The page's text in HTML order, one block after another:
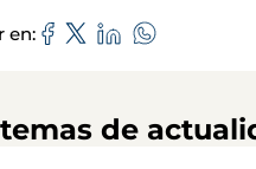
en
de